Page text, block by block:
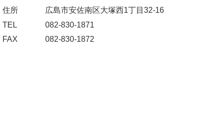
住所
広島市安佐南区大塚西1丁目32-16
TEL
082-830-1871
FAX
082-830-1872